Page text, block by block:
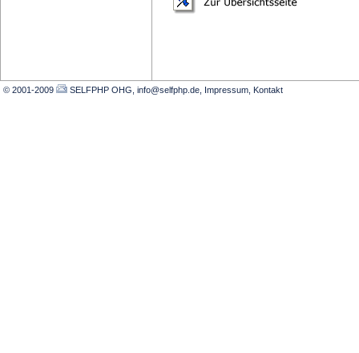
© 2001-2009 SELFPHP OHG, info@selfphp.de Impressum Kontakt